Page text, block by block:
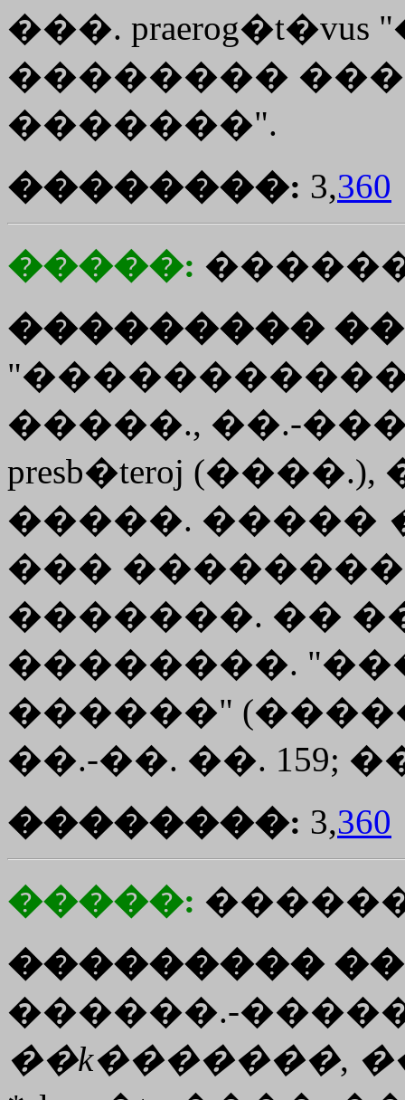
���.
��������
�������".
��������: 3,360
�����:
���������
�����., ��.-
presb�teroj
�����. �����
���
�������. ��
��������.
������"
��.-��. ��. 159;
��������: 3,360
�����:
���������
������.-
��k�������,